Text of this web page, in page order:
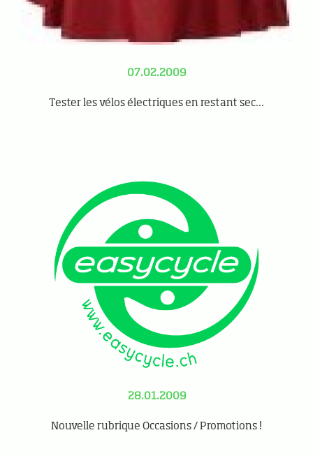
07.02.2009
Tester les vélos électriques en restant sec...
28.01.2009
Nouvelle rubrique Occasions / Promotions !